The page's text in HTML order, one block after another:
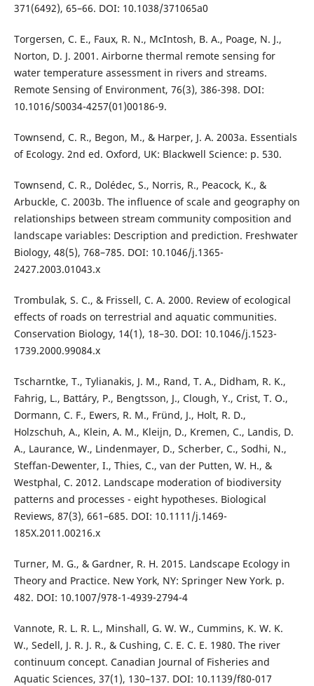
371(6492), 65–66. DOI: 10.1038/371065a0
Torgersen, C. E., Faux, R. N., McIntosh, B. A., Poage, N. J.,
Norton, D. J. 2001. Airborne thermal remote sensing for
water temperature assessment in rivers and streams.
Remote Sensing of Environment, 76(3), 386-398. DOI:
10.1016/S0034-4257(01)00186-9.
Townsend, C. R., Begon, M., & Harper, J. A. 2003a. Essentials
of Ecology. 2nd ed. Oxford, UK: Blackwell Science: p. 530.
Townsend, C. R., Dolédec, S., Norris, R., Peacock, K., &
Arbuckle, C. 2003b. The influence of scale and geography on
relationships between stream community composition and
landscape variables: Description and prediction. Freshwater
Biology, 48(5), 768–785. DOI: 10.1046/j.1365-
2427.2003.01043.x
Trombulak, S. C., & Frissell, C. A. 2000. Review of ecological
effects of roads on terrestrial and aquatic communities.
Conservation Biology, 14(1), 18–30. DOI: 10.1046/j.1523-
1739.2000.99084.x
Tscharntke, T., Tylianakis, J. M., Rand, T. A., Didham, R. K.,
Fahrig, L., Battáry, P., Bengtsson, J., Clough, Y., Crist, T. O.,
Dormann, C. F., Ewers, R. M., Fründ, J., Holt, R. D.,
Holzschuh, A., Klein, A. M., Kleijn, D., Kremen, C., Landis, D.
A., Laurance, W., Lindenmayer, D., Scherber, C., Sodhi, N.,
Steffan-Dewenter, I., Thies, C., van der Putten, W. H., &
Westphal, C. 2012. Landscape moderation of biodiversity
patterns and processes - eight hypotheses. Biological
Reviews, 87(3), 661–685. DOI: 10.1111/j.1469-
185X.2011.00216.x
Turner, M. G., & Gardner, R. H. 2015. Landscape Ecology in
Theory and Practice. New York, NY: Springer New York. p.
482. DOI: 10.1007/978-1-4939-2794-4
Vannote, R. L. R. L., Minshall, G. W. W., Cummins, K. W. K.
W., Sedell, J. R. J. R., & Cushing, C. E. C. E. 1980. The river
continuum concept. Canadian Journal of Fisheries and
Aquatic Sciences, 37(1), 130–137. DOI: 10.1139/f80-017